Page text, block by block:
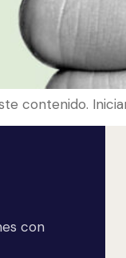
contenido.
con